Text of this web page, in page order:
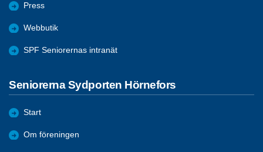
Press
Webbutik
SPF Seniorernas intranät
Seniorerna Sydporten Hörnefors
Start
Om föreningen